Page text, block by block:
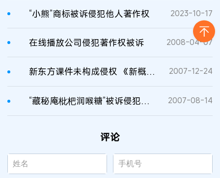
“小熊”商标被诉侵犯他人著作权 2023-10-17
在线播放公司侵犯著作权被诉 2008-04-07
新东方课件未构成侵权 《新概念英语》作者遗孀诉求被驳回 2007-12-24
“藏秘庵枇杷润喉糖”被诉侵犯著作权 2007-08-14
评论